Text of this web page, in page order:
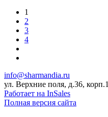
1
2
3
4
info@sharmandia.ru
ул. Верхние поля, д.36, корп.1
Работает на InSales
Полная версия сайта